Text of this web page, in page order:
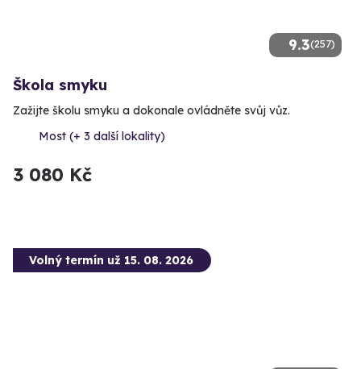
9.3(257)
Škola smyku
Zažijte školu smyku a dokonale ovládněte svůj vůz.
Most (+ 3 další lokality)
3 080 Kč
Volný termín už 15. 08. 2026